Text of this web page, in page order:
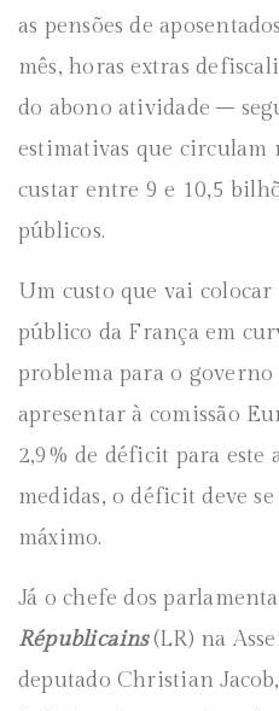
as pensões de
mês, horas extras
do abono atividade –
estimativas que circulam
custar entre 9 e 10,5
públicos.
Um custo que vai
público da França em
problema para o
apresentar à comissão
2,9% de déficit para este
medidas, o déficit deve
máximo.
Já o chefe dos
Républicains(LR) na
deputado Christian